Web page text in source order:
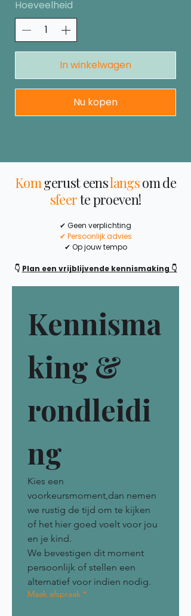
Hoeveelheid
In winkelwagen
Nu kopen
Komgerust eenslangsom de
sfeerte proeven!
✔ Geen verplichting
✔ Persoonlijk advies
✔ Op jouw tempo
👇 Plan een vrijblijvende kennismaking 👇
Kennisma
king &
rondleidi
ng
Kies een
voorkeursmoment,dan nemen
we rustig de tijd om te kijken
of het hier goed voelt voor jou
en je kind.
We bevestigen dit moment
persoonlijk of stellen een
alternatief voor indien nodig.
Maak afspraak *